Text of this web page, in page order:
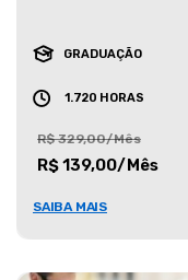
GRADUAÇÃO
1.720 HORAS
R$ 329,00/Mês
R$ 139,00/Mês
SAIBA MAIS